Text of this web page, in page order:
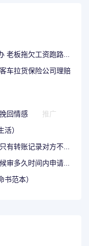
老板拖欠工资跑路...
车拉货保险公司理赔
回情感
推广
）
有转账记录对方不...
审多久时间内申请...
范本）